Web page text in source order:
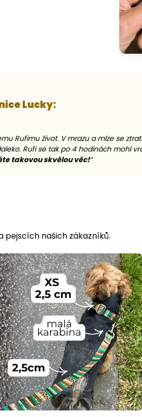
Lucky:
Rufimu život. V mrazu a mlze se
Rufi se tak po 4 hodinách mohl
takovou skvělou věc!“
pejscích našich zákazníků.